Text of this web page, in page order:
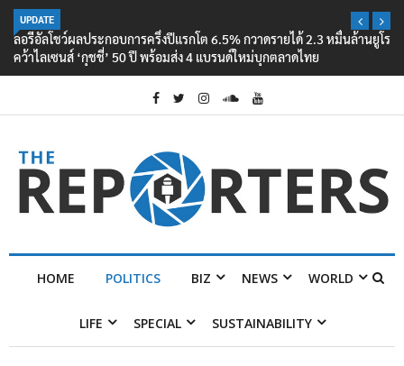
UPDATE
ลอรีอัลโชว์ผลประกอบการครึ่งปีแรกโต 6.5% กวาดรายได้ 2.3 หมื่นล้านยูโร
คว้าไลเซนส์ ‘กุชชี่’ 50 ปี พร้อมส่ง 4 แบรนด์ใหม่บุกตลาดไทย
HOME POLITICS BIZ NEWS WORLD
LIFE SPECIAL SUSTAINABILITY